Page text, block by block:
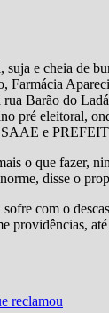
e cheia de
Farmácia
Barão do
pré eleitoral,
e
o que fazer,
disse o
com o
reclamou